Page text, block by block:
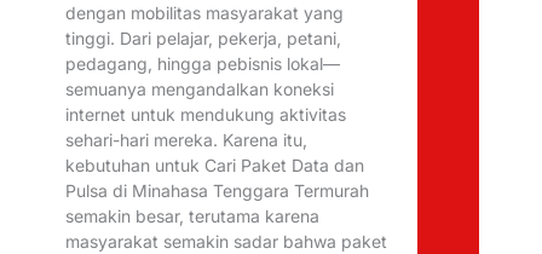
dengan mobilitas masyarakat yang
tinggi. Dari pelajar, pekerja, petani,
pedagang, hingga pebisnis lokal—
semuanya mengandalkan koneksi
internet untuk mendukung aktivitas
sehari-hari mereka. Karena itu,
kebutuhan untuk Cari Paket Data dan
Pulsa di Minahasa Tenggara Termurah
semakin besar, terutama karena
masyarakat semakin sadar bahwa paket